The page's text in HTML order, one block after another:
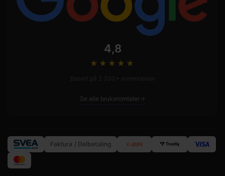
4,8
★★★★ ★
Se alle brukeromtaler
Faktura / Delbetaling